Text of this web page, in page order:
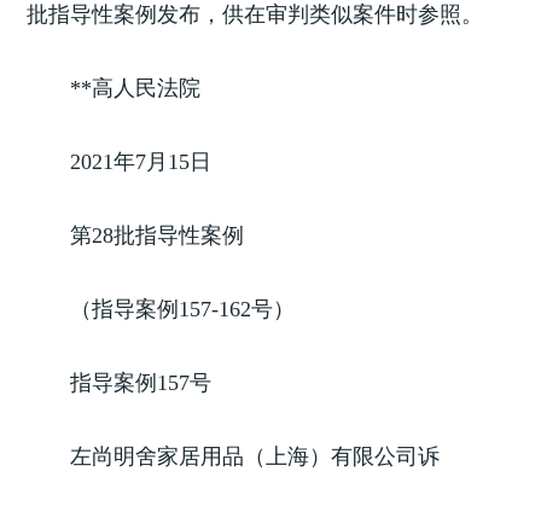
批指导性案例发布，供在审判类似案件时参照。
**高人民法院
2021年7月15日
第28批指导性案例
（指导案例157-162号）
指导案例157号
左尚明舍家居用品（上海）有限公司诉